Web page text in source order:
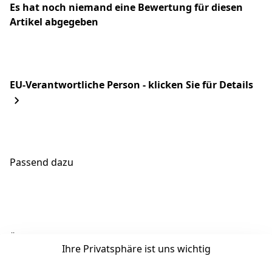
Es hat noch niemand eine Bewertung für diesen
Artikel abgegeben
EU-Verantwortliche Person - klicken Sie für Details
Passend dazu
Ähnliche Produkte
Ihre Privatsphäre ist uns wichtig